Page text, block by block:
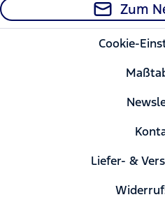
Zum
Cookie-
Liefer- &